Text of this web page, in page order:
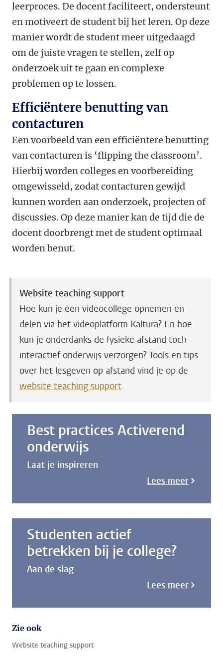
leerproces. De docent faciliteert, ondersteunt
en motiveert de student bij het leren. Op deze
manier wordt de student meer uitgedaagd
om de juiste vragen te stellen, zelf op
onderzoek uit te gaan en complexe
problemen op te lossen.
Efficiëntere benutting van
contacturen
Een voorbeeld van een efficiëntere benutting
van contacturen is ‘flipping the classroom’.
Hierbij worden colleges en voorbereiding
omgewisseld, zodat contacturen gewijd
kunnen worden aan onderzoek, projecten of
discussies. Op deze manier kan de tijd die de
docent doorbrengt met de student optimaal
worden benut.
Website teaching support
Hoe kun je een videocollege opnemen en
delen via het videoplatform Kaltura? En hoe
kun je onderdanks de fysieke afstand toch
interactief onderwijs verzorgen? Tools en tips
over het lesgeven op afstand vind je op de
website teaching support.
Best practices Activerend
onderwijs
Laat je inspireren
Lees meer
Studenten actief
betrekken bij je college?
Aan de slag
Lees meer
Zie ook
Website teaching support